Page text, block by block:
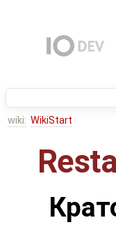
wiki: WikiStart